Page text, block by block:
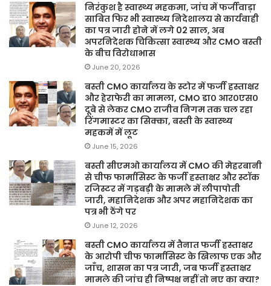
निरंकुश है स्वास्थ्य महकमा, जांच में फर्जीवाड़ा
साबित फिर भी स्वास्थ्य निदेशालय से कार्यवाही
का पत्र जारी होने में लगे 02 साल, अब
अपरनिदेशक चिकित्सा स्वास्थ्य और CMO बस्ती
के बीच विरोधाभास
June 20, 2026
बस्ती CMO कार्यालय के स्टोर में फर्जी हस्ताक्षर
और हेराफेरी का मामला, CMO डा० आर०एस०
दूबे से लेकर CMO राजीव निगम तक चल रहा
रिंगमास्टर का सिक्का, बस्ती के स्वास्थ्य
महकमें में लूट
June 15, 2026
बस्ती सीएमओ कार्यालय में CMO की मेहरबानी
से चीफ फार्मासिस्ट के फर्जी हस्ताक्षर और स्टॉक
रजिस्टर में गड़बड़ी के मामले में लीपापोती
जारी, महानिदेशक और अपर महानिदेशक का
पत्र भी ठेंगे पर
June 12, 2026
बस्ती CMO कार्यालय में तैनात फर्जी हस्ताक्षर
के आरोपी चीफ फार्मासिस्ट के खिलाफ एक और
जाँच, शासन का पत्र जारी, जब फर्जी हस्ताक्षर
मामले की जांच ही निष्पक्ष नहीं तो नए का क्या?